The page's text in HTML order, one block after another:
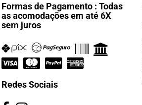
Formas de Pagamento : Todas
as acomodações em até 6X
sem juros
Redes Sociais